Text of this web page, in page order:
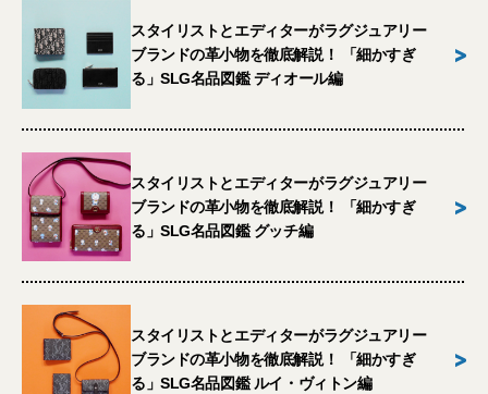
スタイリストとエディターがラグジュアリー
ブランドの革小物を徹底解説！ 「細かすぎ
る」SLG名品図鑑 ディオール編
>
スタイリストとエディターがラグジュアリー
ブランドの革小物を徹底解説！ 「細かすぎ
る」SLG名品図鑑 グッチ編
>
スタイリストとエディターがラグジュアリー
ブランドの革小物を徹底解説！ 「細かすぎ
る」SLG名品図鑑 ルイ・ヴィトン編
>